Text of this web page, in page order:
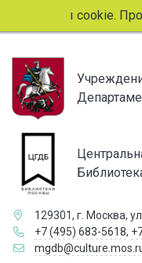
cookie.
129301, г. Москва,
+7 (495) 683-5618,